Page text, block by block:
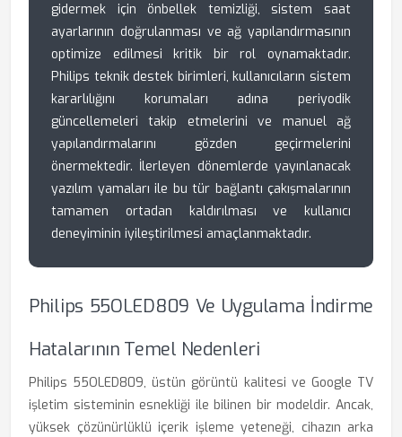
gidermek için önbellek temizliği, sistem saat
ayarlarının doğrulanması ve ağ yapılandırmasının
optimize edilmesi kritik bir rol oynamaktadır.
Philips teknik destek birimleri, kullanıcıların sistem
kararlılığını korumaları adına periyodik
güncellemeleri takip etmelerini ve manuel ağ
yapılandırmalarını gözden geçirmelerini
önermektedir. İlerleyen dönemlerde yayınlanacak
yazılım yamaları ile bu tür bağlantı çakışmalarının
tamamen ortadan kaldırılması ve kullanıcı
deneyiminin iyileştirilmesi amaçlanmaktadır.
Philips 55OLED809 Ve Uygulama İndirme
Hatalarının Temel Nedenleri
Philips 55OLED809, üstün görüntü kalitesi ve Google TV
işletim sisteminin esnekliği ile bilinen bir modeldir. Ancak,
yüksek çözünürlüklü içerik işleme yeteneği, cihazın arka